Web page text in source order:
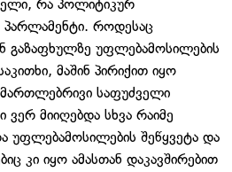
რა პოლიტიკურ
პარლამენტი. როდესაც
გაზაფხულზე უფლებამოსილების
მაშინ პირიქით იყო
საფუძველი
მიიღებდა სხვა რაიმე
უფლებამოსილების შეწყვეტა და
კი იყო ამასთან დაკავშირებით